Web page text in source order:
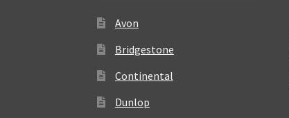
Avon
Bridgestone
Continental
Dunlop